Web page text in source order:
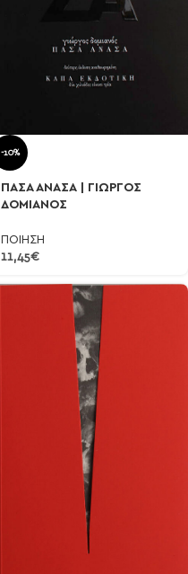
-10%
ΠΑΣΑ ΑΝΑΣΑ | ΓΙΩΡΓΟΣ
ΔΟΜΙΑΝΟΣ
ΠΟΙΗΣΗ
11,45€